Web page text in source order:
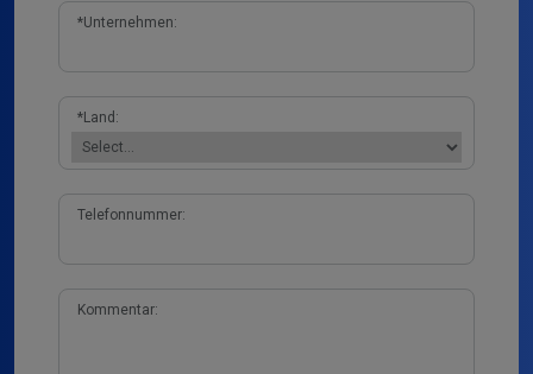
*Unternehmen:
*Land:
Telefonnummer:
Kommentar: